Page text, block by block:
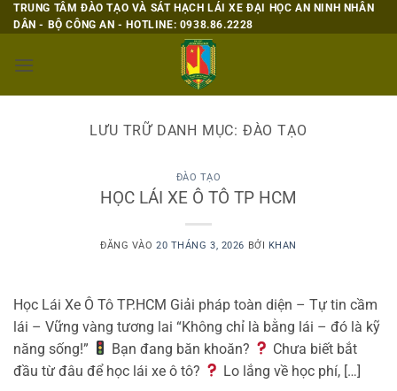
Bỏ
qua
dung
TRUNG TÂM ĐÀO TẠO VÀ SÁT HẠCH LÁI XE ĐẠI HỌC AN NINH NHÂN
DÂN - BỘ CÔNG AN - HOTLINE: 0938.86.2228
LƯU TRỮ DANH MỤC: ĐÀO TẠO
ĐÀO TẠO
HỌC LÁI XE Ô TÔ TP HCM
ĐĂNG VÀO 20 THÁNG 3, 2026 BỞI KHAN
Học Lái Xe Ô Tô TP.HCM Giải pháp toàn diện – Tự tin cầm
lái – Vững vàng tương lai “Không chỉ là bằng lái – đó là kỹ
năng sống!”
Bạn đang băn khoăn?
Chưa biết bắt
đầu từ đâu để học lái xe ô tô?
Lo lắng về học phí, […]